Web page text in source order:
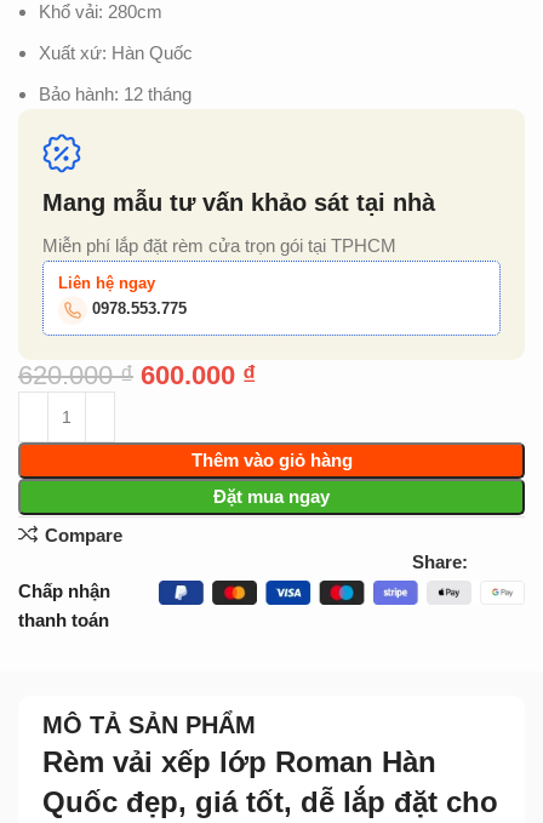
Khổ vải: 280cm
Xuất xứ: Hàn Quốc
Bảo hành: 12 tháng
Mang mẫu tư vấn khảo sát tại nhà
Miễn phí lắp đặt rèm cửa trọn gói tại TPHCM
Liên hệ ngay
0978.553.775
620.000₫ 600.000 ₫
Thêm vào giỏ hàng
Đặt mua ngay
Compare
Share:
Chấp nhận
thanh toán
MÔ TẢ SẢN PHẨM
Rèm vải xếp lớp Roman Hàn
Quốc đẹp, giá tốt, dễ lắp đặt cho